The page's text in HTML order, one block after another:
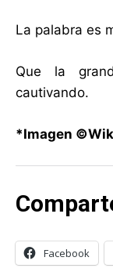
La palabra es
Que la
cautivando.
*Imagen
Facebook